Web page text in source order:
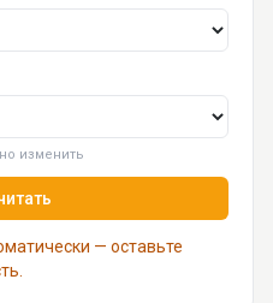
изменить
— оставьте